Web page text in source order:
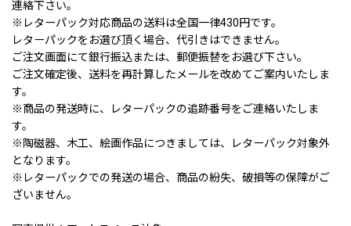
連絡下さい。
※レターパック対応商品の送料は全国一律430円です。
レターパックをお選び頂く場合、代引きはできません。
ご注文画面にて銀行振込または、郵便振替をお選び下さい。
ご注文確定後、送料を再計算したメールを改めてご案内いたしま
す。
※商品の発送時に、レターパックの追跡番号をご連絡いたしま
す。
※陶磁器、木工、絵画作品につきましては、レターパック対象外
となります。
※レターパックでの発送の場合、商品の紛失、破損等の保障がご
ざいません。